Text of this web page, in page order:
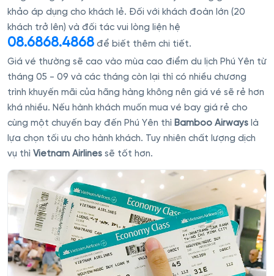
khảo áp dụng cho khách lẻ. Đối với khách đoàn lớn (20
khách trở lên) và đối tác vui lòng liện hệ
08.6868.4868 để biết thêm chi tiết.
Giá vé thường sẽ cao vào mùa cao điểm du lịch Phú Yên từ
tháng 05 - 09 và các tháng còn lại thì có nhiều chương
trình khuyến mãi của hãng hàng không nên giá vé sẽ rẻ hơn
khá nhiều. Nếu hành khách muốn mua vé bay giá rẻ cho
cùng một chuyến bay đến Phú Yên thì Bamboo Airways là
lựa chọn tối ưu cho hành khách. Tuy nhiên chất lượng dịch
vụ thì Vietnam Airlines sẽ tốt hơn.